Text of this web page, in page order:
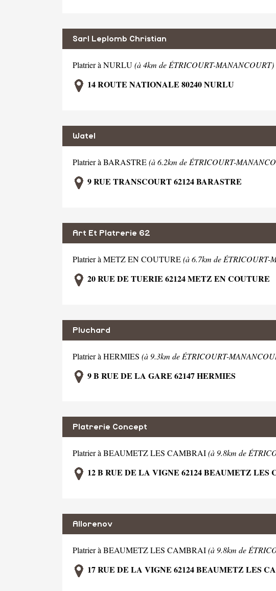
Sarl Leplomb Christian
Platrier à NURLU(à 4km de ÉTRICOURT-MANANCOURT)
14 ROUTE NATIONALE 80240 NURLU
Watel
Platrier à BARASTRE(à 6.2km de ÉTRICOURT-
9 RUE TRANSCOURT 62124 BARASTRE
Art Et Platrerie 62
Platrier à METZ EN COUTURE(à 6.7km de ÉTRICOURT-
20 RUE DE TUERIE 62124 METZ EN COUTURE
Pluchard
Platrier à HERMIES (à 9.3km de ÉTRICOURT-
9 B RUE DE LA GARE 62147 HERMIES
Platrerie Concept
Platrier à BEAUMETZ LES CAMBRAI(à 9.8km de
12 B RUE DE LA VIGNE 62124 BEAUMETZ LES
Allorenov
Platrier à BEAUMETZ LES CAMBRAI(à 9.8km de
17 RUE DE LA VIGNE 62124 BEAUMETZ LES